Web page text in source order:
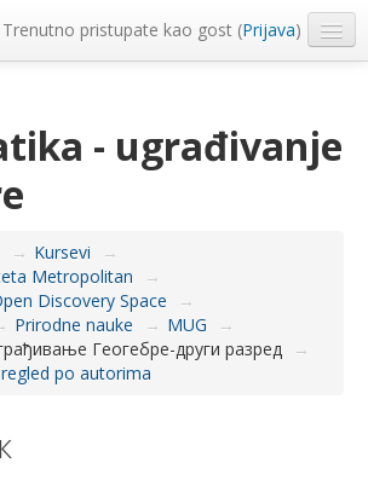
Trenutno pristupate kao gost (Prijava)
- ugrađivanje
→ Kursevi
→
Metropolitan
→
Discovery Space
→
Prirodne nauke → MUG
→
Геогебре-други разред
→
po autorima